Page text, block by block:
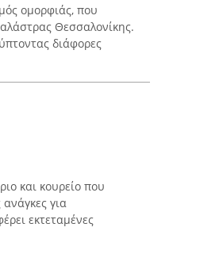
ομορφιάς, που
Θεσσαλονίκης.
διάφορες
και κουρείο που
για
εκτεταμένες